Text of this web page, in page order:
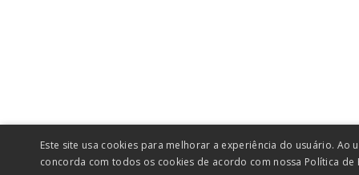
Este site usa cookies para melhorar a experiência do usuário. Ao
concorda com todos os cookies de acordo com nossa Política de